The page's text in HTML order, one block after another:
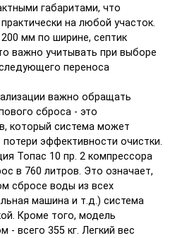
габаритами, что
на любой участок.
мм по ширине, септик
важно учитывать при выборе
переноса
важно обращать
сброса - это
который система может
эффективности очистки.
Топас 10 пр. 2 компрессора
в 760 литров. Это означает,
сбросе воды из всех
машина и т.д.) система
Кроме того, модель
- всего 355 кг. Легкий вес